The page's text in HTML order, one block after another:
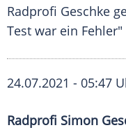
Radprofi Geschke
Test war ein Fehler"
24.07.2021 - 05:47
Radprofi Simon